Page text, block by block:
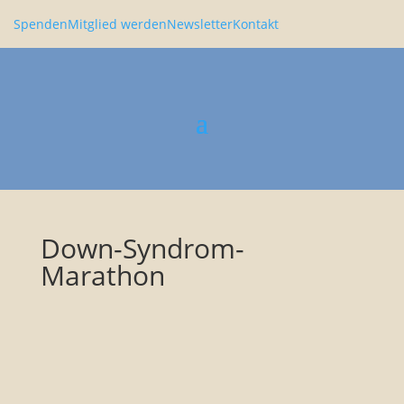
SpendenMitglied werdenNewsletterKontakt
Down-Syndrom-
Marathon